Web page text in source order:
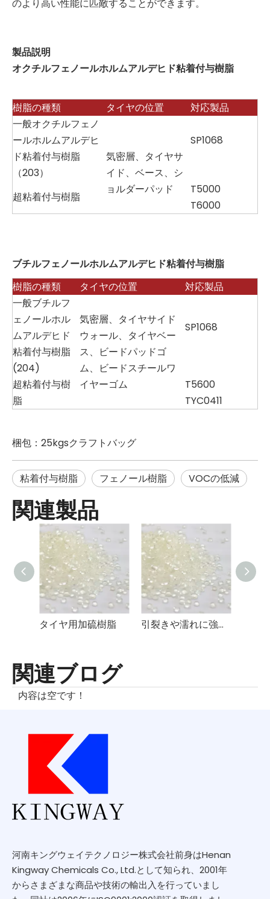
のより高い性能に匹敵することができます。
製品説明
オクチルフェノールホルムアルデヒド粘着付与樹脂
樹脂の種類 タイヤの位置
対応製品
一般オクチルフェノ
ールホルムアルデヒ
ド粘着付与樹脂
（203）
気密層、タイヤサ
イド、ベース、シ
ョルダーパッド
SP1068
超粘着付与樹脂
T5000
T6000
ブチルフェノールホルムアルデヒド粘着付与樹脂
樹脂の種類
タイヤの位置
対応製品
一般ブチルフ
ェノールホル
ムアルデヒド
粘着付与樹脂
(204)
気密層、タイヤサイド
ウォール、タイヤベー
ス、ビードパッドゴ
ム、ビードスチールワ
イヤーゴム
SP1068
超粘着付与樹
脂
T5600
TYC0411
梱包：25kgsクラフトバッグ
粘着付与樹脂 フェノール樹脂 VOCの低減
関連製品
タイヤ用加硫樹脂 引裂きや濡れに強い滑り止め樹脂
関連ブログ
内容は空です！
河南キングウェイテクノロジー株式会社前身はHenan
Kingway Chemicals Co., Ltd.として知られ、2001年
からさまざまな商品や技術の輸出入を行っていまし